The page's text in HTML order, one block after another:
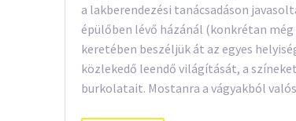
a lakberendezési tanácsadáson
épülőben lévő házánál (konkrétan
keretében beszéljük át az egyes
közlekedő leendő világítását, a
burkolatait. Mostanra a vágyakból